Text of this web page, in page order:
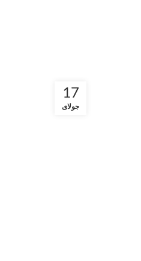
17
جولای